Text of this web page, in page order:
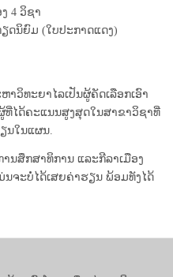
4 ວິຊາ
ດນິຍົມ (ໃບປະກາດແດງ)
ວິທະຍາໄລເປັນຜູ້ຄັດເລືອກເອົາ
ທີ່ໄດ້ຄະແນນສູງສຸດໃນສາຂາວິຊາທີ່
ນໃນແຜນ.
ກສາທິການ ແລະກີລາເມືອງ
ນຈະບໍ່ໄດ້ເສຍຄ່າຮຽນ ພ້ອມທັງໄດ້